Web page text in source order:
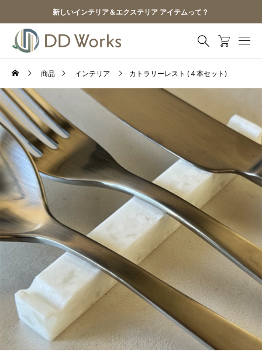
新しいインテリア＆エクステリア アイテムって？
商品 インテリア カトラリーレスト (４本セット)